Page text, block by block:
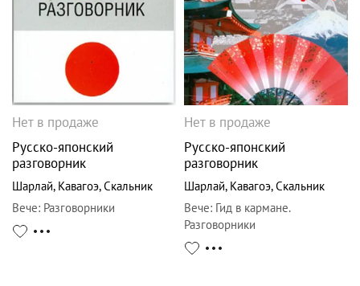
Нет в продаже
Русско-японский
разговорник
Шарлай, Кавагоэ,Скальник
Вече: Разговорники
Нет в продаже
Русско-японский
разговорник
Шарлай, Кавагоэ,Скальник
Вече: Гид в кармане.
Разговорники